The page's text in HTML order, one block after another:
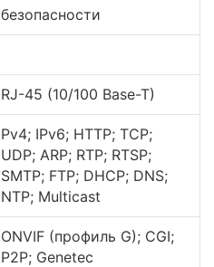
безопасности
RJ-45 (10/100 Base-T)
Pv4; IPv6; HTTP; TCP;
UDP; ARP; RTP; RTSP;
SMTP; FTP; DHCP; DNS;
NTP; Multicast
ONVIF (профиль G); CGI;
P2P; Genetec